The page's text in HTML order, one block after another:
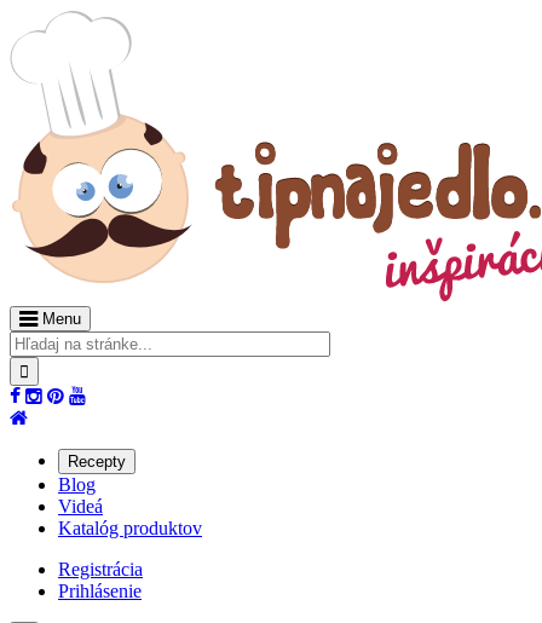
Menu
Recepty
Blog
Videá
Katalóg produktov
Registrácia
Prihlásenie